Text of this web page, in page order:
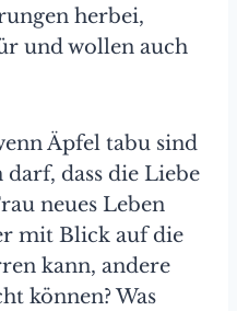
herbei,
und wollen auch
Äpfel tabu sind
dass die Liebe
neues Leben
mit Blick auf die
kann, andere
können? Was